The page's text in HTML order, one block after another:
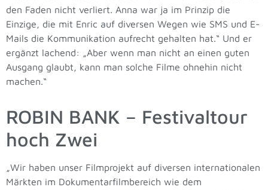
den Faden nicht verliert. Anna war ja im Prinzip die
Einzige, die mit Enric auf diversen Wegen wie SMS und E-
Mails die Kommunikation aufrecht gehalten hat.“ Und er
ergänzt lachend: „Aber wenn man nicht an einen guten
Ausgang glaubt, kann man solche Filme ohnehin nicht
machen.“
ROBIN BANK – Festivaltour
hoch Zwei
„Wir haben unser Filmprojekt auf diversen internationalen
Märkten im Dokumentarfilmbereich wie dem